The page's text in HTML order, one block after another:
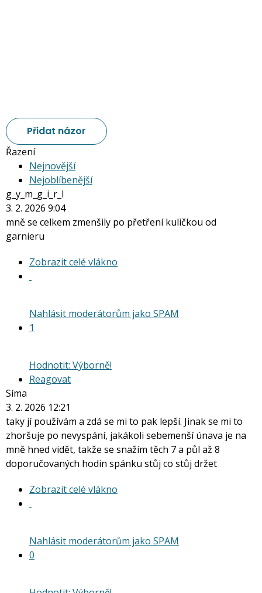
Přidat názor
Řazení
Nejnovější
Nejoblíbenější
g_y_m_g_i_r_l
3. 2. 2026 9:04
mně se celkem zmenšily po přetření kuličkou od
garnieru
Zobrazit celé vlákno
Nahlásit moderátorům jako SPAM
1
Hodnotit: Výborně!
Reagovat
Síma
3. 2. 2026 12:21
taky jí používám a zdá se mi to pak lepší. Jinak se mi to
zhoršuje po nevyspání, jakákoli sebemenší únava je na
mně hned vidět, takže se snažím těch 7 a půl až 8
doporučovaných hodin spánku stůj co stůj držet
Zobrazit celé vlákno
Nahlásit moderátorům jako SPAM
0